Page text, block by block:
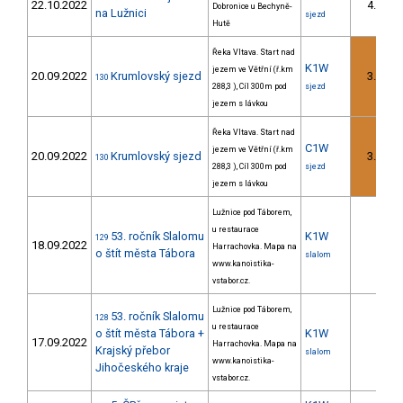
22.10.2022
na Lužnici
Dobronice u Bechyně-
Hutě
sjezd
4.
20.09.2022 130 Krumlovský sjezd
Řeka Vltava. Start nad
jezem ve Větřní (ř.km
288,3 ), Cíl 300m pod
jezem s lávkou
K1W
sjezd
3.
20.09.2022 130 Krumlovský sjezd
Řeka Vltava. Start nad
jezem ve Větřní (ř.km
288,3 ), Cíl 300m pod
jezem s lávkou
C1W
sjezd
3.
18.09.2022
129 53. ročník Slalomu
o štít města Tábora
Lužnice pod Táborem,
u restaurace
Harrachovka. Mapa na
www.kanoistika-
vstabor.cz.
K1W
slalom
17.09.2022
128 53. ročník Slalomu
o štít města Tábora +
Krajský přebor
Jihočeského kraje
Lužnice pod Táborem,
u restaurace
Harrachovka. Mapa na
www.kanoistika-
vstabor.cz.
K1W
slalom